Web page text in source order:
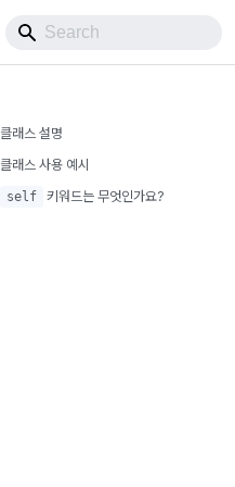
클래스 설명
클래스 사용 예시
self 키워드는 무엇인가요?